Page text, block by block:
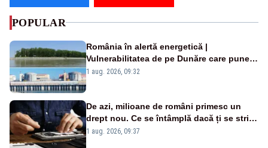
POPULAR
România în alertă energetică |
Vulnerabilitatea de pe Dunăre care pune
în pericol Centrala Cernavodă era
1 aug. 2026, 09:32
De azi, milioane de români primesc un
drept nou. Ce se întâmplă dacă ți se strică
un produs
1 aug. 2026, 09:37